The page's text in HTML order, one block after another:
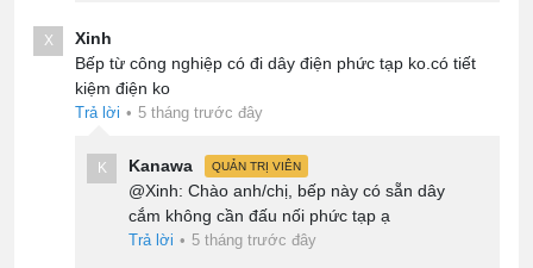
X
Xinh
Bếp từ công nghiệp có đi dây điện phức tạp ko.có tiết
kiệm điện ko
Trả lời • 5 tháng trước đây
K Kanawa QUẢN TRỊ VIÊN
@Xinh: Chào anh/chị, bếp này có sẵn dây
cắm không cần đấu nối phức tạp ạ
Trả lời • 5 tháng trước đây